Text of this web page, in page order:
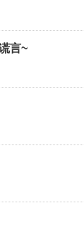
言~